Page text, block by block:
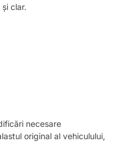
clar.
necesare
original al vehiculului,